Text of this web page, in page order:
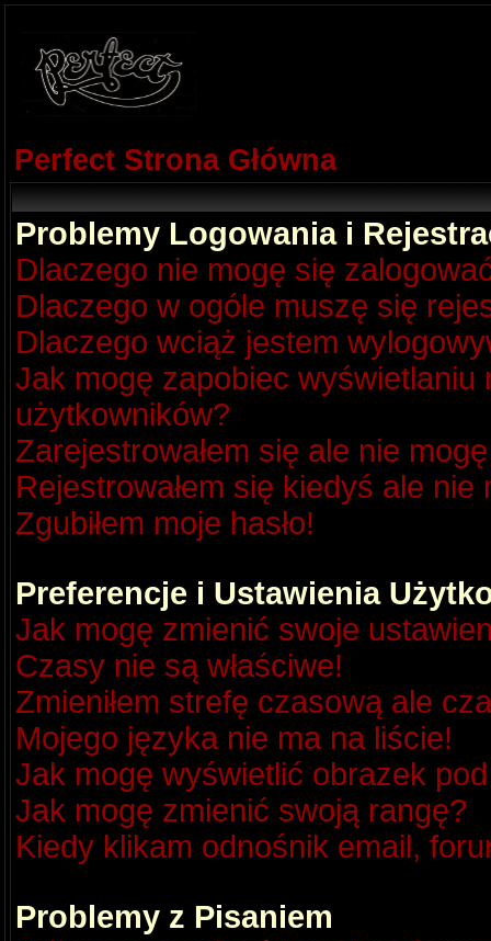
Perfect Strona Główna
Problemy Logowania i
Dlaczego nie mogę się
Dlaczego w ogóle muszę się
Dlaczego wciąż jestem
Jak mogę zapobiec
użytkowników?
Zarejestrowałem się ale nie
Rejestrowałem się kiedyś ale
Zgubiłem moje hasło!
Preferencje i Ustawienia
Jak mogę zmienić swoje
Czasy nie są właściwe!
Zmieniłem strefę czasową ale
Mojego języka nie ma na liście!
Jak mogę wyświetlić obrazek
Jak mogę zmienić swoją rangę?
Kiedy klikam odnośnik email,
Problemy z Pisaniem